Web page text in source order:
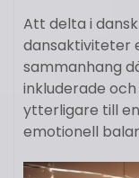
Att delta i
dansaktiviteter
sammanhang
inkluderade
ytterligare till
emotionell